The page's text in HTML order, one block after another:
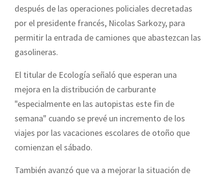
después de las operaciones policiales decretadas
por el presidente francés, Nicolas Sarkozy, para
permitir la entrada de camiones que abastezcan las
gasolineras.
El titular de Ecología señaló que esperan una
mejora en la distribución de carburante
"especialmente en las autopistas este fin de
semana" cuando se prevé un incremento de los
viajes por las vacaciones escolares de otoño que
comienzan el sábado.
También avanzó que va a mejorar la situación de